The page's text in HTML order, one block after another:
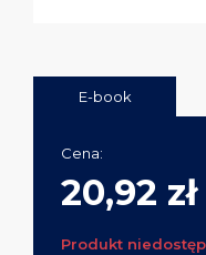
E-book
Cena:
20,92 zł
Produkt